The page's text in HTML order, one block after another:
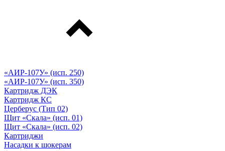
«АИР-107У» (исп. 250)
«АИР-107У» (исп. 350)
Картридж ДЭК
Картридж КС
Церберус (Тип 02)
Щит «Скала» (исп. 01)
Щит «Скала» (исп. 02)
Картриджи
Насадки к шокерам